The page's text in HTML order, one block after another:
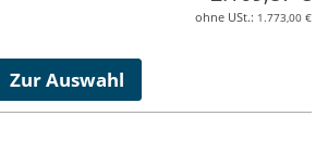
1.773,00 €
Zur Auswahl